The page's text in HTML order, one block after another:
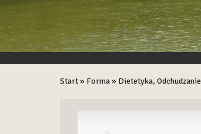
Start» Forma» Dietetyka, Odchudzanie